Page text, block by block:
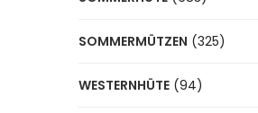
SOMMERMÜTZEN (325)
WESTERNHÜTE (94)